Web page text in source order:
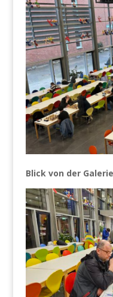
Blick von der